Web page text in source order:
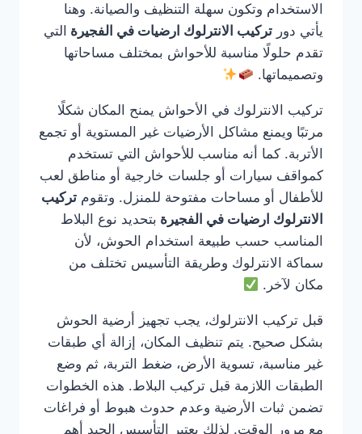
الاستخدام وتكون سهلة التنظيف والصيانة. وهنا
يأتي دور تركيب الانترلوك ارضيات في الفجيرة التي
تقدم حلولًا مناسبة للأحواش بمختلف مساحاتها
وتصميماتها.
تركيب الانترلوك في الأحواش يمنح المكان شكلًا
مرتبًا ويمنع مشاكل الأرضيات غير المستوية أو تجمع
الأتربة. كما أنه مناسب للأحواش التي تستخدم
كمواقف سيارات أو جلسات خارجية أو مناطق لعب
للأطفال أو مساحات مفتوحة للمنزل. وتقوم تركيب
الانترلوك ارضيات في الفجيرة بتحديد نوع البلاط
المناسب حسب طبيعة استخدام الحوش، لأن
سماكة الانترلوك وطريقة التأسيس تختلف من
مكان لآخر.
قبل تركيب الانترلوك، يجب تجهيز أرضية الحوش
بشكل صحيح. يتم تنظيف المكان، إزالة أي طبقات
غير مناسبة، تسوية الأرض، ضغط التربة، ثم وضع
الطبقات اللازمة قبل تركيب البلاط. هذه الخطوات
تضمن ثبات الأرضية وعدم حدوث هبوط أو فراغات
مع مرور الوقت. لذلك يعتبر التأسيس الجيد أهم